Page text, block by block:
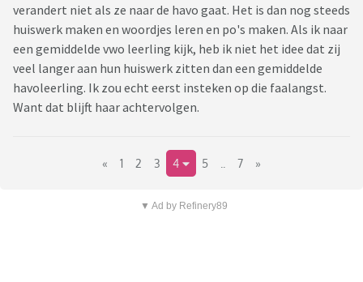
verandert niet als ze naar de havo gaat. Het is dan nog steeds
huiswerk maken en woordjes leren en po's maken. Als ik naar
een gemiddelde vwo leerling kijk, heb ik niet het idee dat zij
veel langer aan hun huiswerk zitten dan een gemiddelde
havoleerling. Ik zou echt eerst insteken op die faalangst.
Want dat blijft haar achtervolgen.
« 1 2 3 4 5 7 »
▼ Ad by Refinery89